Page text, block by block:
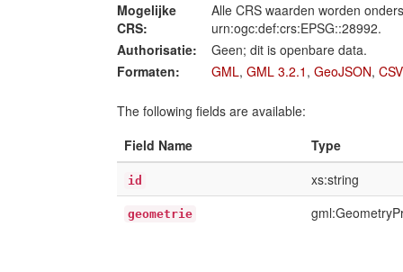
Mogelijke
CRS:
Alle CRS waarden worden
urn:ogc:def:crs:EPSG::28992.
Authorisatie:
Geen; dit is openbare data.
Formaten:
GML, GML 3.2.1 , GeoJSON, CSV
The following fields are available:
Field Name
Type
id xs:string
geometrie